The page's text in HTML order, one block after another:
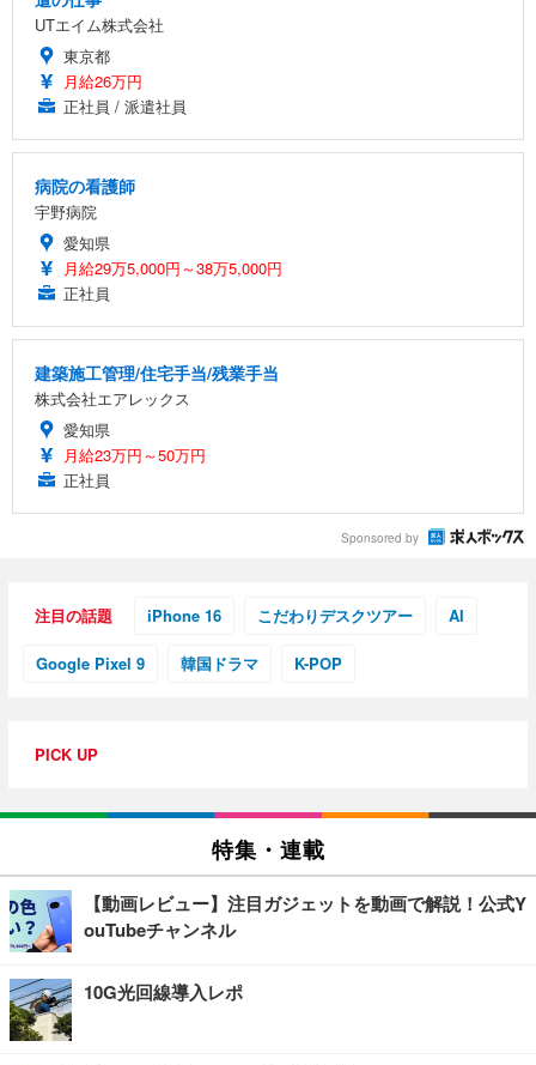
UTエイム株式会社
東京都
月給26万円
正社員 / 派遣社員
病院の看護師
宇野病院
愛知県
月給29万5,000円～38万5,000円
正社員
建築施工管理/住宅手当/残業手当
株式会社エアレックス
愛知県
月給23万円～50万円
正社員
Sponsored by
注目の話題 iPhone 16 こだわりデスクツアー AI
Google Pixel 9 韓国ドラマ K-POP
PICK UP
特集・連載
【動画レビュー】注目ガジェットを動画で解説！公式Y
ouTubeチャンネル
10G光回線導入レポ